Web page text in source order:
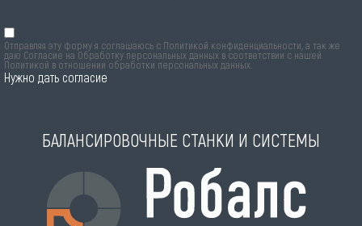
Отправляя эту форму я соглашаюсь с Политикой конфиденциальности , а так же
даю Согласие на Обработку персональных данных в соответствии с нашей
Политикой в отношении обработки персональных данных
Нужно дать согласие
БАЛАНСИРОВОЧНЫЕ СТАНКИ И СИСТЕМЫ